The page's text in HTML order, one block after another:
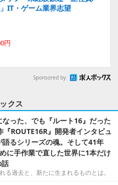
IT・ゲーム業界志望
円
Sponsored by
クス
った、でも『ルート16』だった
ROUTE16R』開発者インタビュ
るシリーズの魂。そして41年
に手作業で直した世界に1本だけ
話
る過去と、新たに生まれるものとは。